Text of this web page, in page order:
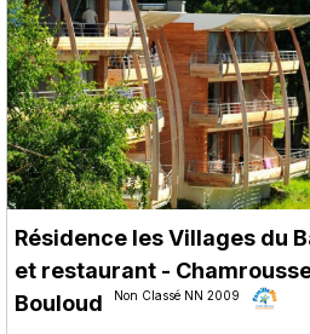
Résidence les Villages du
et restaurant -
Bouloud
Non Classé NN 2009